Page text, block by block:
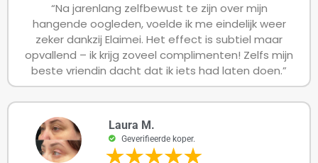
“Na jarenlang zelfbewust te zijn over mijn
hangende oogleden, voelde ik me eindelijk weer
zeker dankzij Elaimei. Het effect is subtiel maar
opvallend – ik krijg zoveel complimenten! Zelfs mijn
beste vriendin dacht dat ik iets had laten doen.”
Laura M.
Geverifieerde koper.